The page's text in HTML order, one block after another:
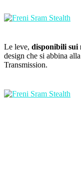
Le leve, disponibili sui
design che si abbina
Transmission.